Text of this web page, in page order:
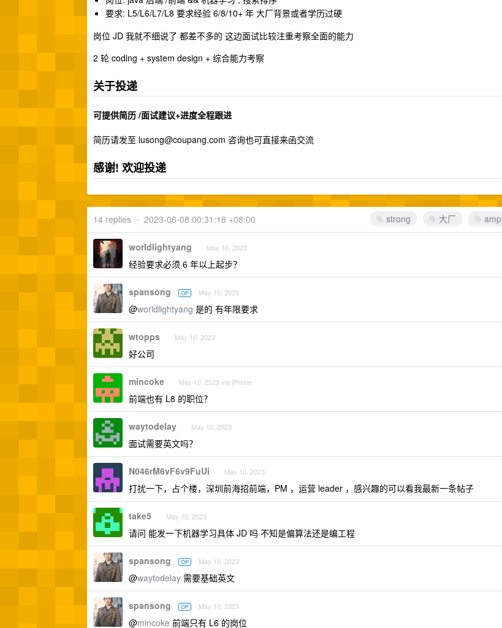
要求: L5/L6/L7/L8 要求经验 6/8/10+ 年 大厂背景或者学历过硬
岗位 JD 我就不细说了 都差不多的 这边面试比较注重考察全面的能力
2 轮 coding + system design + 综合能力考察
关于投递
可提供简历 /面试建议+进度全程跟进
简历请发至 lusong@coupang.com 咨询也可直接来函交流
感谢! 欢迎投递
strong 大厂 amp
14 replies • 2023-06-08 00:31:18 +08:00
worldlightyang May 10, 2023
经验要求必须 6 年以上起步？
spansong OP May 10, 2023
@worldlightyang 是的 有年限要求
wtopps May 10, 2023
好公司
mincoke May 10, 2023 via iPhone
前端也有 L8 的职位？
waytodelay May 10, 2023
面试需要英文吗？
N046rM6vF6v9FuUi May 10, 2023
打扰一下，占个楼，深圳前海招前端，PM ，运营 leader ，感兴趣的可以看我最新一条帖子
take5 May 10, 2023
请问 能发一下机器学习具体 JD 吗 不知是偏算法还是编工程
spansong OP May 10, 2023
@waytodelay 需要基础英文
spansong OP May 10, 2023
@mincoke 前端只有 L6 的岗位